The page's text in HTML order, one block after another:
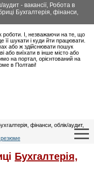
- вакансії, Робота в
Бухгалтерія, фінанси,
роботи. І, незважаючи на те, що
її шукати і куди йти працювати.
або ж здійснювати пошук
або виїхати в інше місто або
на портал, орієнтований на
в Полтаві!
фінанси, облік/аудит,
резюме
Бухгалтерія,